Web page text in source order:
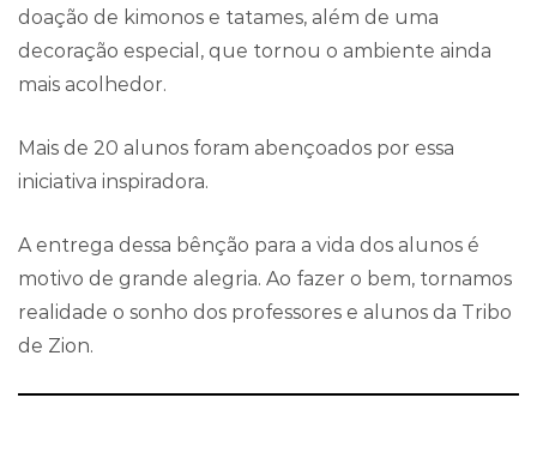
doação de kimonos e tatames, além de uma
decoração especial, que tornou o ambiente ainda
mais acolhedor.
Mais de 20 alunos foram abençoados por essa
iniciativa inspiradora.
A entrega dessa bênção para a vida dos alunos é
motivo de grande alegria. Ao fazer o bem, tornamos
realidade o sonho dos professores e alunos da Tribo
de Zion.